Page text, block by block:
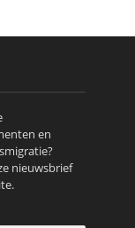
en
nieuwsbrief